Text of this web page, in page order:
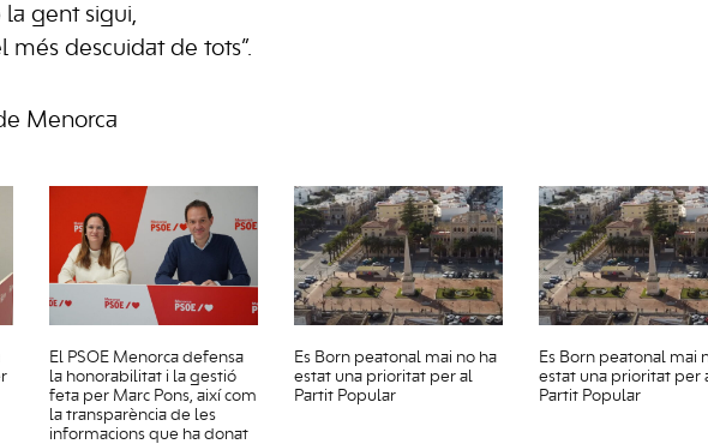
la gent sigui,
descuidat de tots”.
Menorca
El PSOE Menorca defensa
la honorabilitat i la gestió
feta per Marc Pons, així com
la transparència de les
informacions que ha donat
Es Born peatonal mai no ha
estat una prioritat per al
Partit Popular
Es Born peatonal mai
estat una prioritat per
Partit Popular